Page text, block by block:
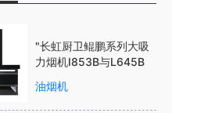
"长虹厨卫鲲鹏系列大吸
力烟机I853B与L645B
油烟机